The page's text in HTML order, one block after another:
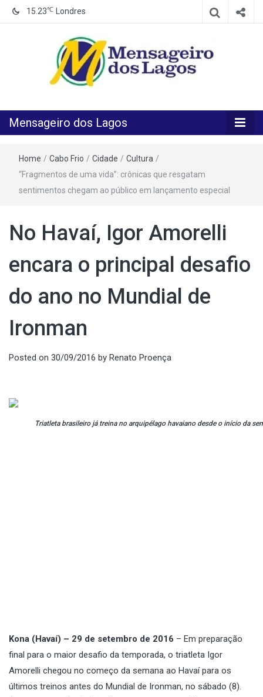
15.23℃ Londres
Mensageiro
dos Lagos
Mensageiro dos Lagos
Home / Cabo Frio / Cidade / Cultura /
“Fragmentos de uma vida”: crônicas que resgatam
sentimentos chegam ao público em lançamento especial
No Havaí, Igor Amorelli
encara o principal desafio
do ano no Mundial de
Ironman
Posted on 30/09/2016 by Renato Proença
Triatleta brasileiro já treina no arquipélago havaiano desde o início da
Kona (Havaí) – 29 de setembro de 2016 – Em preparação
final para o maior desafio da temporada, o triatleta Igor
Amorelli chegou no começo da semana ao Havaí para os
últimos treinos antes do Mundial de Ironman, no sábado (8).